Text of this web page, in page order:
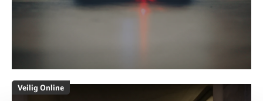
Veilig Online